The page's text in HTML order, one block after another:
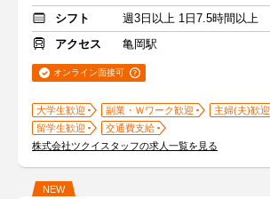
シフト
週3日以上 1日7.5時間以上
アクセス
亀岡駅
オンライン面接可
大学生歓迎 副業・Ｗワーク歓迎
主婦(夫)歓迎
留学生歓迎
交通費支給
株式会社ツクイスタッフの求人一覧を見る
NEW